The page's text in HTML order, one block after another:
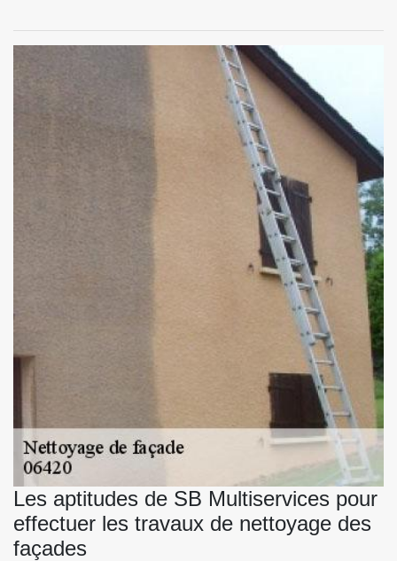
Les aptitudes de SB Multiservices pour
effectuer les travaux de nettoyage des
façades